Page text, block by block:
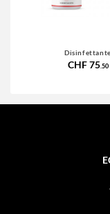
Disinfettante
CHF 75.50